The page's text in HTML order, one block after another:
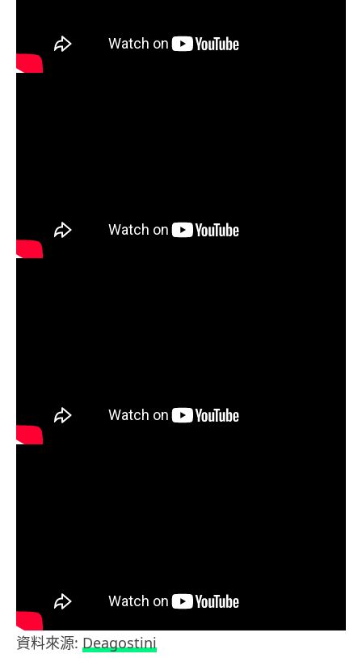
資料來源: Deagostini